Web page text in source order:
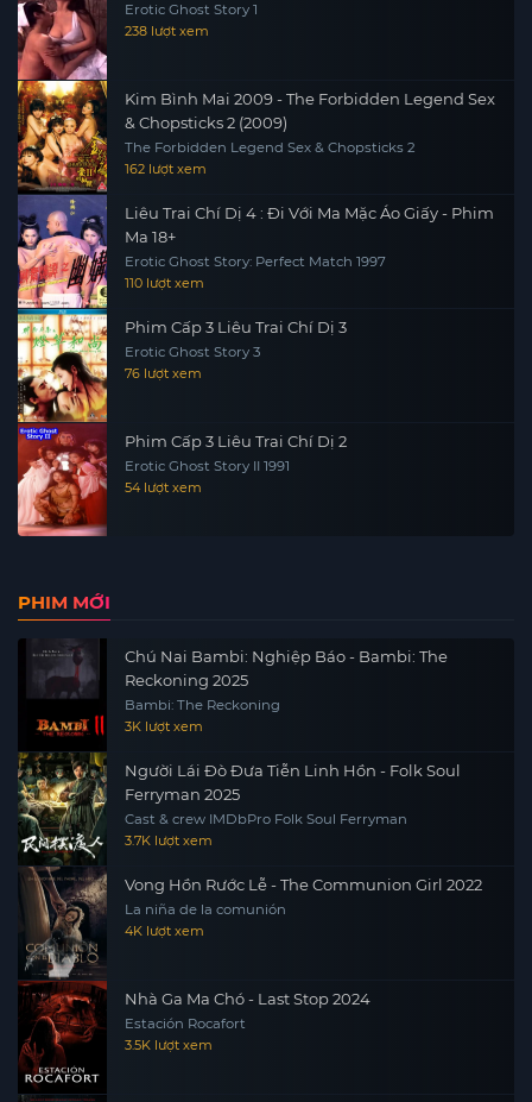
Erotic Ghost Story 1
238 lượt xem
Kim Bình Mai 2009 - The Forbidden Legend Sex
& Chopsticks 2 (2009)
The Forbidden Legend Sex & Chopsticks 2
162 lượt xem
Liêu Trai Chí Dị 4 : Đi Với Ma Mặc Áo Giấy - Phim
Ma 18+
Erotic Ghost Story: Perfect Match 1997
110 lượt xem
Phim Cấp 3 Liêu Trai Chí Dị 3
Erotic Ghost Story 3
76 lượt xem
Phim Cấp 3 Liêu Trai Chí Dị 2
Erotic Ghost Story II 1991
54 lượt xem
PHIM MỚI
Chú Nai Bambi: Nghiệp Báo - Bambi: The
Reckoning 2025
Bambi: The Reckoning
3K lượt xem
Người Lái Đò Đưa Tiễn Linh Hồn - Folk Soul
Ferryman 2025
Cast & crew IMDbPro Folk Soul Ferryman
3.7K lượt xem
Vong Hồn Rước Lễ - The Communion Girl 2022
La niña de la comunión
4K lượt xem
Nhà Ga Ma Chó - Last Stop 2024
Estación Rocafort
3.5K lượt xem